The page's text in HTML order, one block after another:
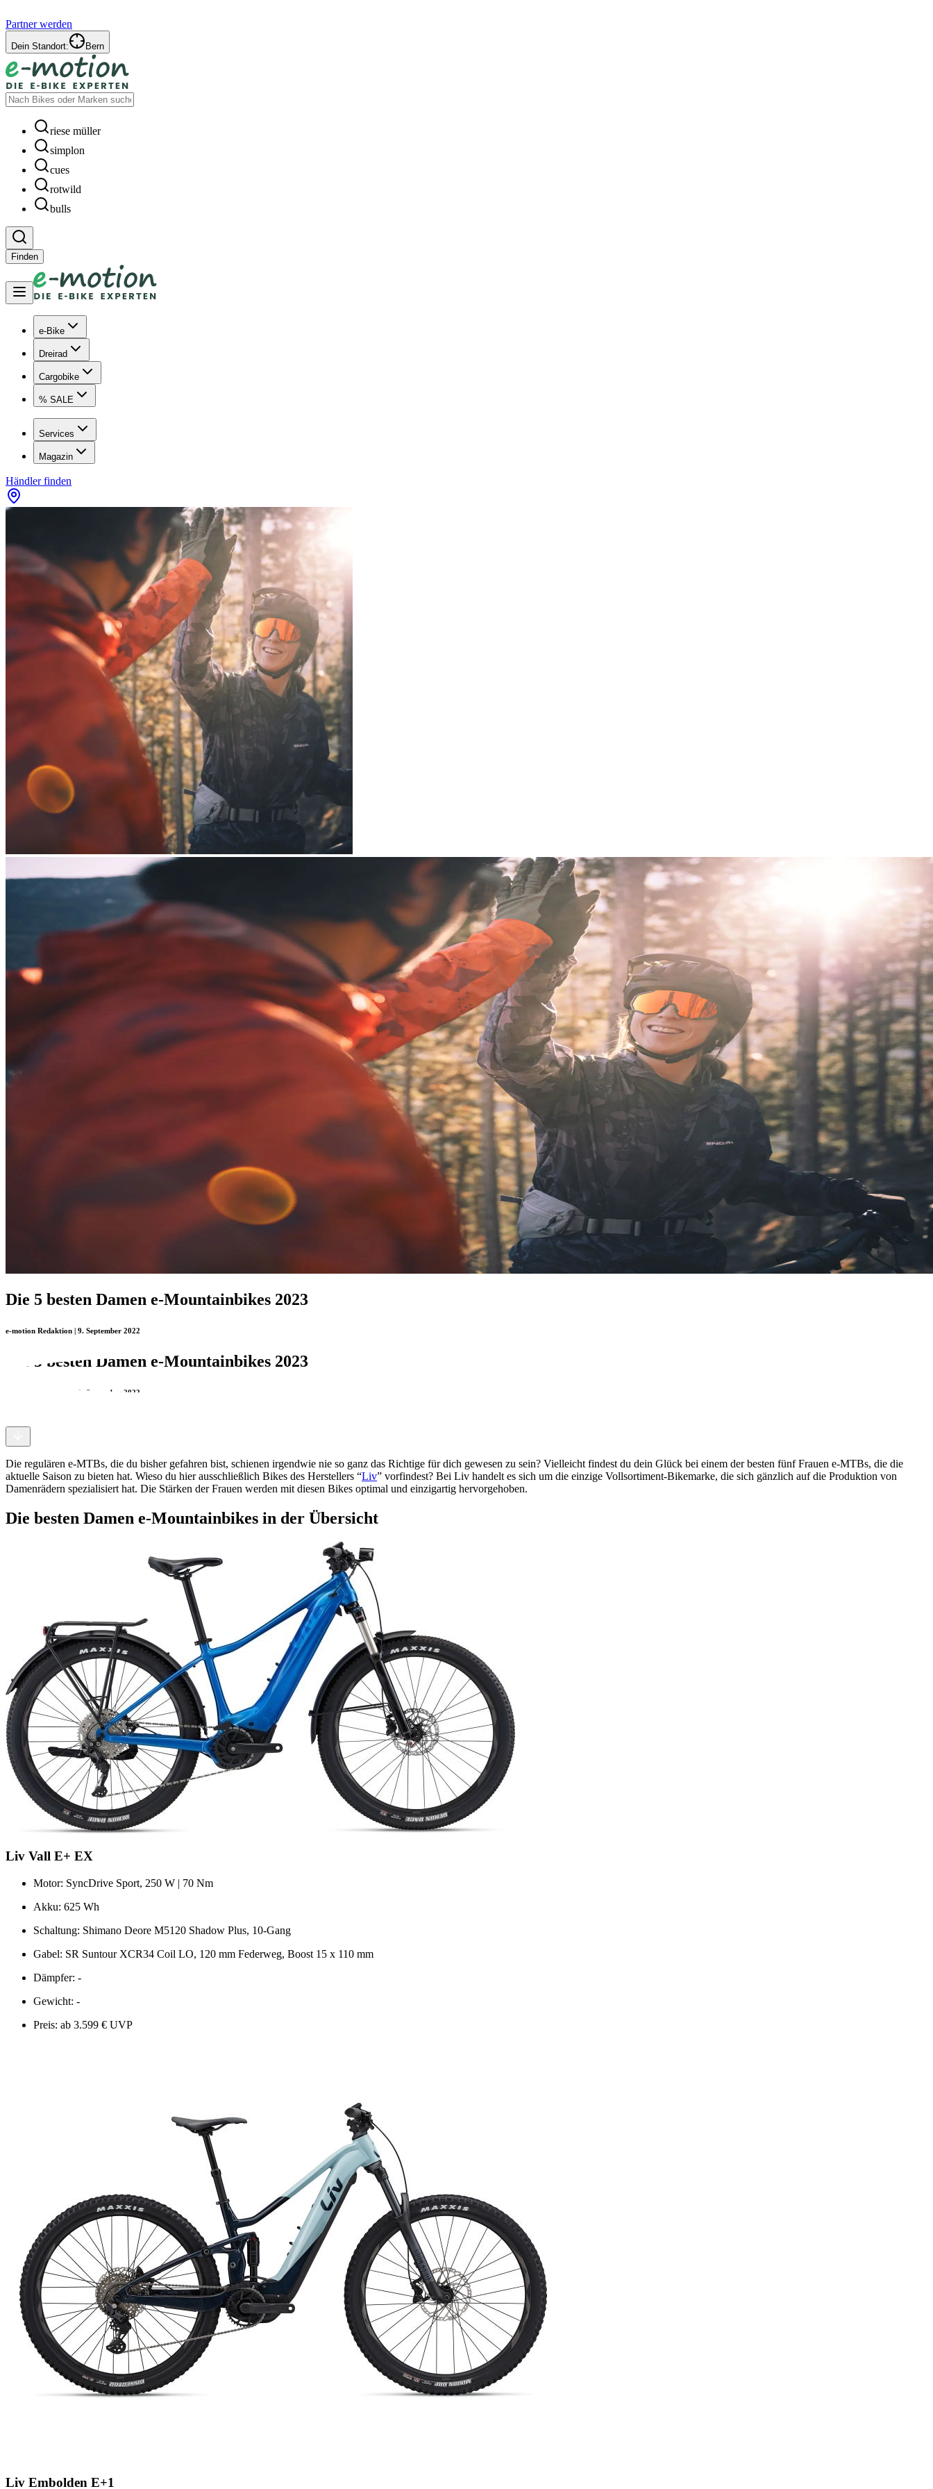
Partner werden
Dein Standort: Bern
riese müller
simplon
cues
rotwild
bulls
Finden
e-Bike
Dreirad
Cargobike
% SALE
Services
Magazin
Händler finden
Die 5 besten Damen e-Mountainbikes 2023
e-motion Redaktion | 9. September 2022
Die 5 besten Damen e-Mountainbikes 2023
e-motion Redaktion | 9. September 2022
Die regulären e-MTBs, die du bisher gefahren bist, schienen irgendwie nie so ganz das Richtige für dich gewesen zu sein? Vielleicht findest du dein Glück bei einem der besten fünf Frauen e-MTBs, die die
aktuelle Saison zu bieten hat. Wieso du hier ausschließlich Bikes des Herstellers “Liv” vorfindest? Bei Liv handelt es sich um die einzige Vollsortiment-Bikemarke, die sich gänzlich auf die Produktion von
Damenrädern spezialisiert hat. Die Stärken der Frauen werden mit diesen Bikes optimal und einzigartig hervorgehoben.
Die besten Damen e-Mountainbikes in der Übersicht
Liv Vall E+ EX
Motor: SyncDrive Sport, 250 W | 70 Nm
Akku: 625 Wh
Schaltung: Shimano Deore M5120 Shadow Plus, 10-Gang
Gabel: SR Suntour XCR34 Coil LO, 120 mm Federweg, Boost 15 x 110 mm
Dämpfer: -
Gewicht: -
Preis: ab 3.599 € UVP
Liv Embolden E+1